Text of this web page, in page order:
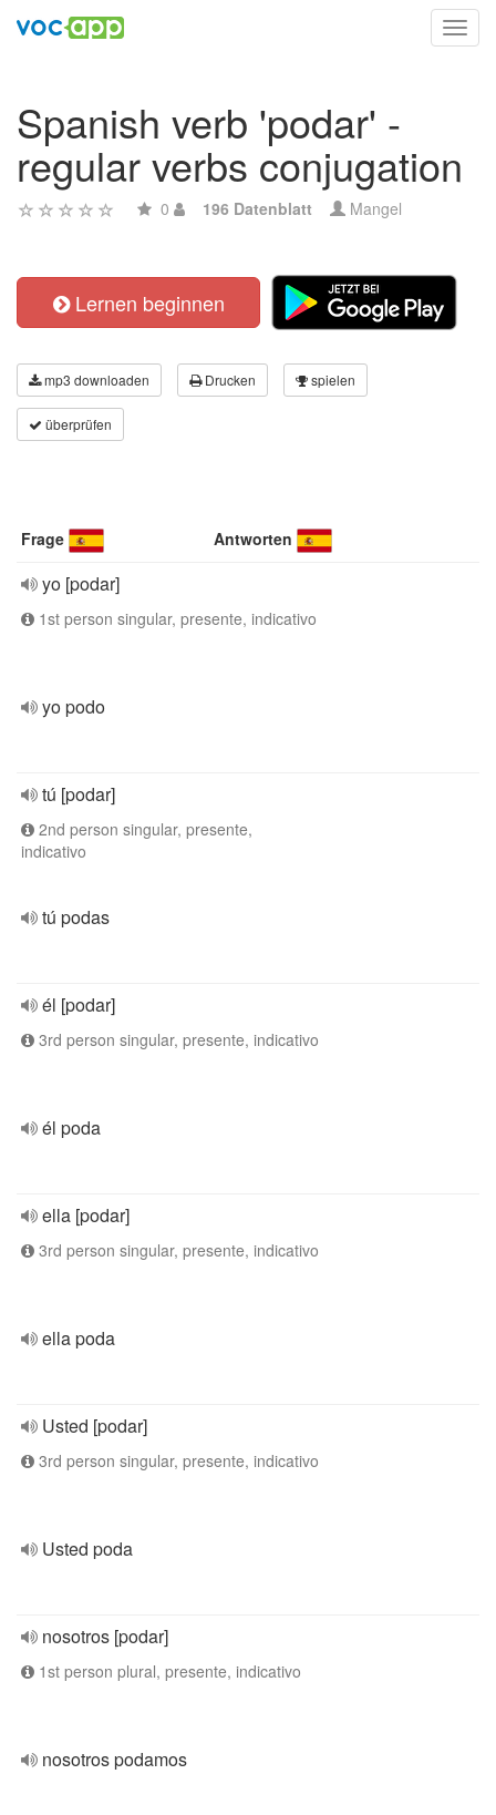
Spanish verb 'podar' -
regular verbs conjugation
0 196 Datenblatt Mangel
Lernen beginnen
mp3 downloaden Drucken spielen
überprüfen
Frage Antworten
yo [podar]
1st person singular, presente, indicativo
yo podo
tú [podar]
2nd person singular, presente,
indicativo
tú podas
él [podar]
3rd person singular, presente, indicativo
él poda
ella [podar]
3rd person singular, presente, indicativo
ella poda
Usted [podar]
3rd person singular, presente, indicativo
Usted poda
nosotros [podar]
1st person plural, presente, indicativo
nosotros podamos